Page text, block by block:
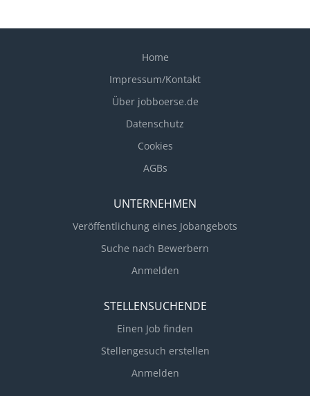
Home
Impressum/Kontakt
Über jobboerse.de
Datenschutz
Cookies
AGBs
UNTERNEHMEN
Veröffentlichung eines Jobangebots
Suche nach Bewerbern
Anmelden
STELLENSUCHENDE
Einen Job finden
Stellengesuch erstellen
Anmelden